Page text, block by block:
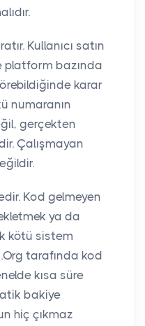
Kullanıcı satın
platform bazında
karar
numaranın
gerçekten
Çalışmayan
Kod gelmeyen
ya da
kötü sistem
tarafında kod
kısa süre
bakiye
hiç çıkmaz